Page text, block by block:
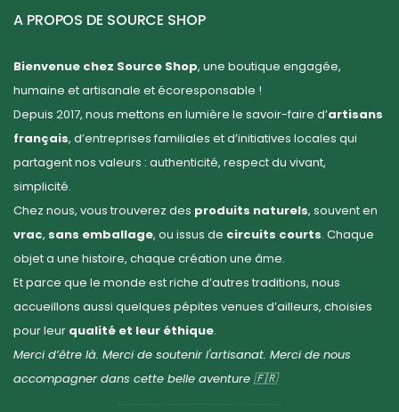
A PROPOS DE SOURCE SHOP
Bienvenue chez Source Shop, une boutique engagée,
humaine et artisanale et écoresponsable !
Depuis 2017, nous mettons en lumière le savoir-faire d’artisans
français, d’entreprises familiales et d’initiatives locales qui
partagent nos valeurs : authenticité, respect du vivant,
simplicité.
Chez nous, vous trouverez des produits naturels, souvent en
vrac, sans emballage, ou issus de circuits courts. Chaque
objet a une histoire, chaque création une âme.
Et parce que le monde est riche d’autres traditions, nous
accueillons aussi quelques pépites venues d’ailleurs, choisies
pour leur qualité et leur éthique.
Merci d’être là. Merci de soutenir l'artisanat. Merci de nous
accompagner dans cette belle aventure 🇫🇷